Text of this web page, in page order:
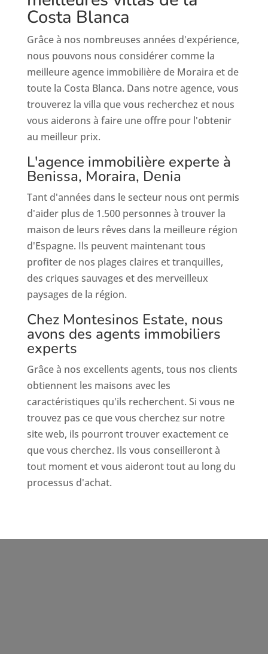
Costa Blanca
Grâce à nos nombreuses années d'expérience,
nous pouvons nous considérer comme la
meilleure agence immobilière de Moraira et de
toute la Costa Blanca. Dans notre agence, vous
trouverez la villa que vous recherchez et nous
vous aiderons à faire une offre pour l'obtenir
au meilleur prix.
L'agence immobilière experte à
Benissa, Moraira, Denia
Tant d'années dans le secteur nous ont permis
d'aider plus de 1.500 personnes à trouver la
maison de leurs rêves dans la meilleure région
d'Espagne. Ils peuvent maintenant tous
profiter de nos plages claires et tranquilles,
des criques sauvages et des merveilleux
paysages de la région.
Chez Montesinos Estate, nous
avons des agents immobiliers
experts
Grâce à nos excellents agents, tous nos clients
obtiennent les maisons avec les
caractéristiques qu'ils recherchent. Si vous ne
trouvez pas ce que vous cherchez sur notre
site web, ils pourront trouver exactement ce
que vous cherchez. Ils vous conseilleront à
tout moment et vous aideront tout au long du
processus d'achat.